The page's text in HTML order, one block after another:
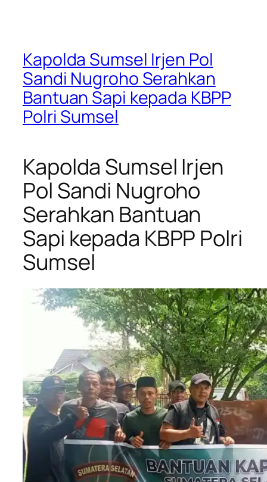
Kapolda Sumsel Irjen Pol
Sandi Nugroho Serahkan
Bantuan Sapi kepada KBPP
Polri Sumsel
Kapolda Sumsel Irjen
Pol Sandi Nugroho
Serahkan Bantuan
Sapi kepada KBPP Polri
Sumsel